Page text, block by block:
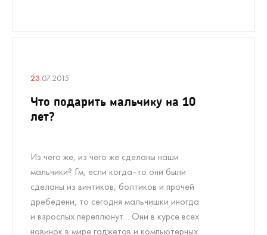
23.07.2015
Что подарить мальчику на 10
лет?
Из чего же, из чего же сделаны наши
мальчики? Гм, если когда-то они были
сделаны из винтиков, болтиков и прочей
дребедени, то сегодня мальчишки иногда
и взрослых переплюнут… Они в курсе всех
новинок в мире гаджетов и компьютерных